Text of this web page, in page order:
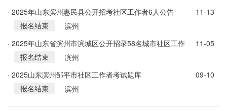
· 2025年山东滨州惠民县公开招考社区工作者6人公告
11-13
报名结束
滨州
· 2025年山东省滨州市滨城区公开招录58名城市社区工作
者公告
11-05
报名结束
滨州
· 2025山东滨州邹平市社区工作者考试题库
09-10
报名结束
滨州